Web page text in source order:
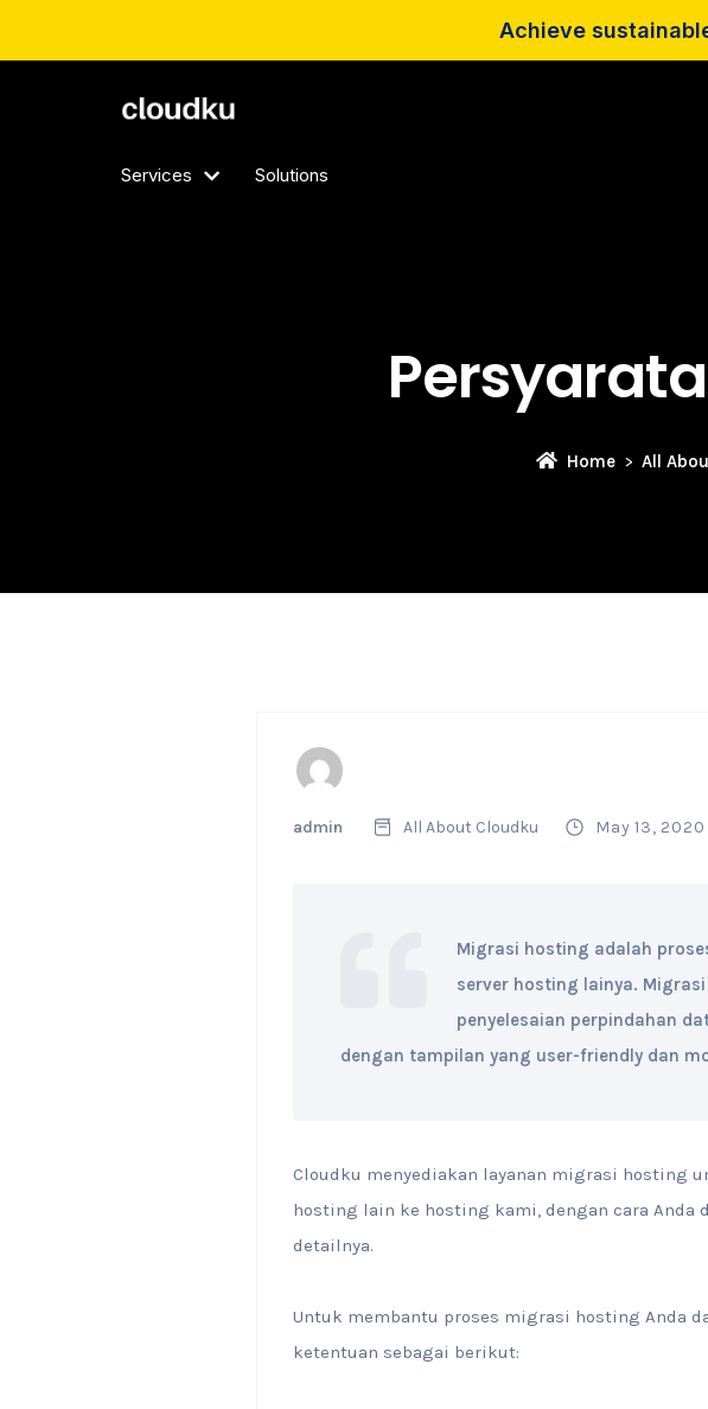
Achieve
Services Solutions
Home All
admin All About Cloudku May 13, 2020
Migrasi hosting adalah
server hosting lainya.
penyelesaian perpindahan
dengan tampilan yang user-friendly dan
Cloudku menyediakan layanan migrasi hosting
hosting lain ke hosting kami, dengan cara
detailnya.
Untuk membantu proses migrasi hosting Anda
ketentuan sebagai berikut: